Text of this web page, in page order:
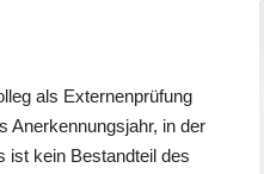
als Externenprüfung
Anerkennungsjahr, in der
ist kein Bestandteil des